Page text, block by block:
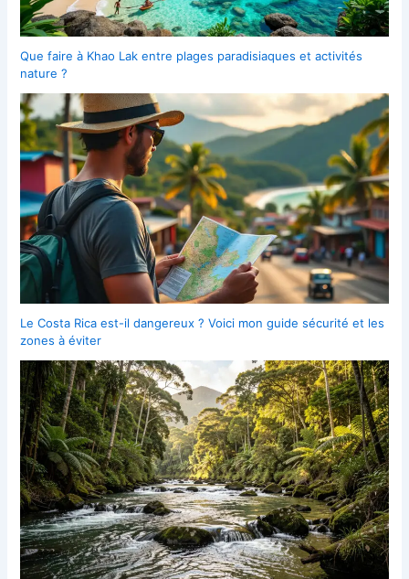
Que faire à Khao Lak entre plages paradisiaques et activités
nature ?
Le Costa Rica est-il dangereux ? Voici mon guide sécurité et les
zones à éviter